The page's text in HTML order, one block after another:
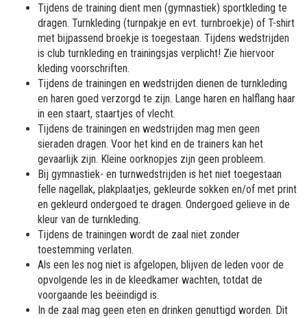
Tijdens de training dient men (gymnastiek) sportkleding te
dragen. Turnkleding (turnpakje en evt. turnbroekje) of T-shirt
met bijpassend broekje is toegestaan. Tijdens wedstrijden
is club turnkleding en trainingsjas verplicht! Zie hiervoor
kleding voorschriften.
Tijdens de trainingen en wedstrijden dienen de turnkleding
en haren goed verzorgd te zijn. Lange haren en halflang haar
in een staart, staartjes of vlecht.
Tijdens de trainingen en wedstrijden mag men geen
sieraden dragen. Voor het kind en de trainers kan het
gevaarlijk zijn. Kleine oorknopjes zijn geen probleem.
Bij gymnastiek- en turnwedstrijden is het niet toegestaan
felle nagellak, plakplaatjes, gekleurde sokken en/of met print
en gekleurd ondergoed te dragen. Ondergoed gelieve in de
kleur van de turnkleding.
Tijdens de trainingen wordt de zaal niet zonder
toestemming verlaten.
Als een les nog niet is afgelopen, blijven de leden voor de
opvolgende les in de kleedkamer wachten, totdat de
voorgaande les beëindigd is.
In de zaal mag geen eten en drinken genuttigd worden. Dit